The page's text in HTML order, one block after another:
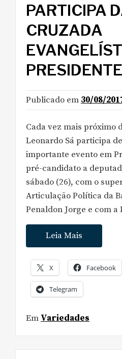
PARTICIPA
CRUZADA
Publicado em 30/08/
Cada vez mais próximo
Leonardo Sá participa
importante evento em
pré-candidato a
sábado (26), com o
Articulação Política da
Penaldon Jorge e com a
Leia Mais
X Facebook
Telegram
EmVariedades